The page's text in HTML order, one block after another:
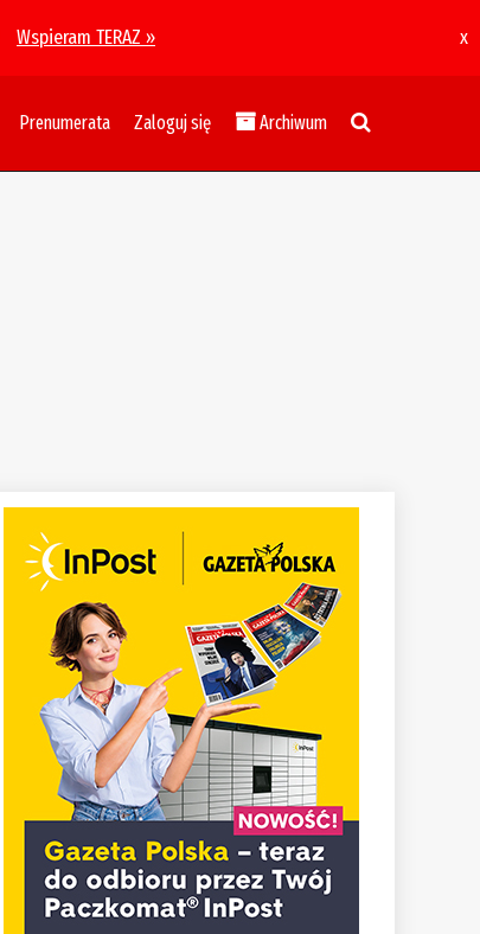
Wspieram TERAZ » x
Prenumerata Zaloguj się Archiwum